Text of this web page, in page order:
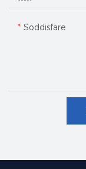
Soddisfare